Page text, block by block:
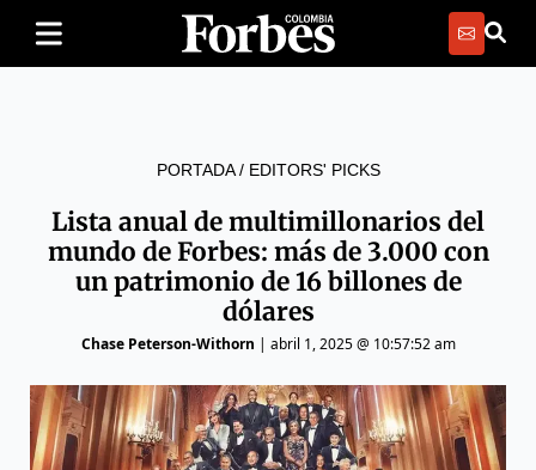
PORTADA/ EDITORS' PICKS
Lista anual de multimillonarios del
mundo de Forbes: más de 3.000 con
un patrimonio de 16 billones de
dólares
Chase Peterson-Withorn | abril 1, 2025 @ 10:57:52 am